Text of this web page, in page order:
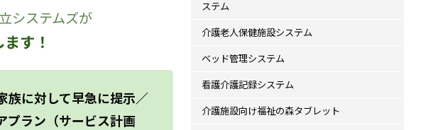
システムズが
す！
族に対して早急に提示／
プラン（サービス計画
ステム
介護老人保健施設システム
ベッド管理システム
看護介護記録システム
介護施設向け福祉の森タブレット